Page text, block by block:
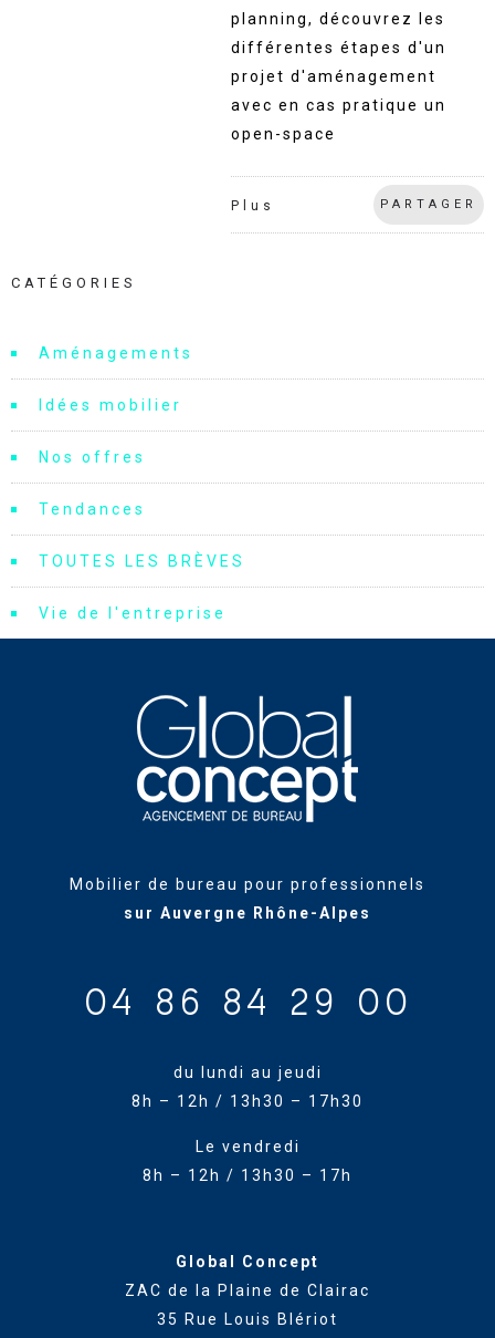
planning, découvrez les
différentes étapes d'un
projet d'aménagement
avec en cas pratique un
open-space
Plus PARTAGER
CATÉGORIES
Aménagements
Idées mobilier
Nos offres
Tendances
TOUTES LES BRÈVES
Vie de l'entreprise
Mobilier de bureau pour professionnels
sur Auvergne Rhône-Alpes
04 86 84 29 00
du lundi au jeudi
8h – 12h / 13h30 – 17h30
Le vendredi
8h – 12h / 13h30 – 17h
Global Concept
ZAC de la Plaine de Clairac
35 Rue Louis Blériot